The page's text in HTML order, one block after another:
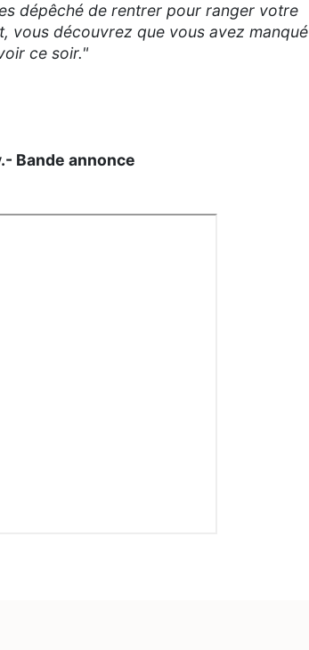
dépêché de rentrer pour ranger votre
vous découvrez que vous avez manqué
ce soir."
Bande annonce